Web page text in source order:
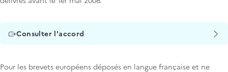
Titre
Consulter l'accord
Pour les brevets européens déposés en langue française et ne